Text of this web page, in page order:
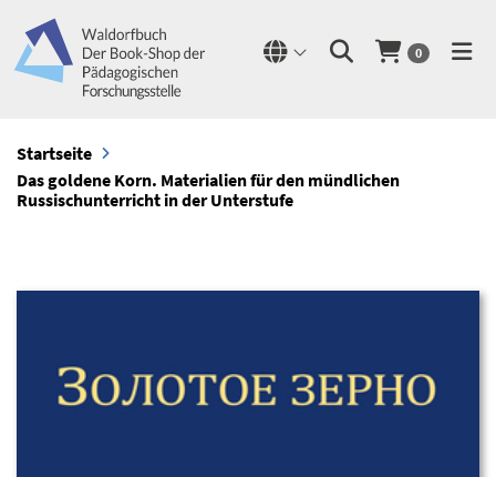
0
Startseite
Das goldene Korn. Materialien für den mündlichen
Russischunterricht in der Unterstufe